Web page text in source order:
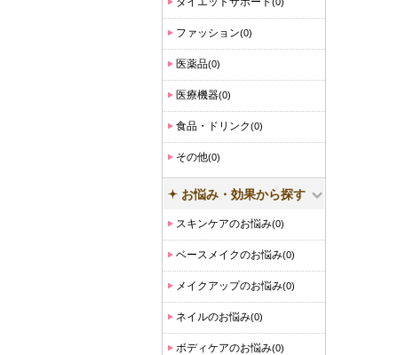
ファッション(0)
医薬品(0)
医療機器(0)
食品・ドリンク(0)
その他(0)
お悩み・効果から探す
スキンケアのお悩み(0)
ベースメイクのお悩み(0)
メイクアップのお悩み(0)
ネイルのお悩み(0)
ボディケアのお悩み(0)